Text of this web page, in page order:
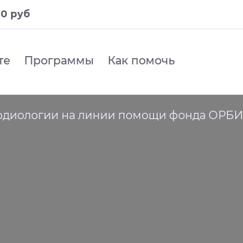
руб
Программы Как помочь
на линии помощи фонда ОРБИ